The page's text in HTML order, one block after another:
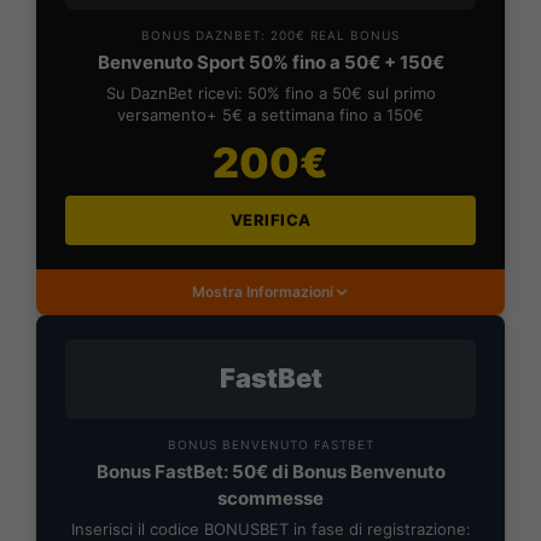
BONUS DAZNBET: 200€ REAL BONUS
Benvenuto Sport 50% fino a 50€ + 150€
Su DaznBet ricevi: 50% fino a 50€ sul primo
versamento+ 5€ a settimana fino a 150€
200€
VERIFICA
Mostra Informazioni
FastBet
BONUS BENVENUTO FASTBET
Bonus FastBet: 50€ di Bonus Benvenuto
scommesse
Inserisci il codice BONUSBET in fase di registrazione: